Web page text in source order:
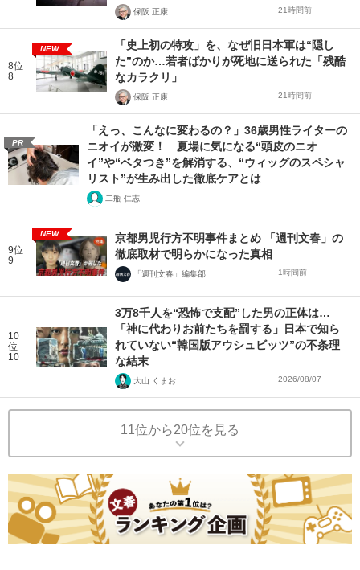
保阪 正康 21時間前
8位
8
NEW
「史上初の特攻」を、なぜ旧日本軍は“隠し
た”のか…若者ばかりが死地に送られた「残酷
なカラクリ」
保阪 正康 21時間前
PR
「えっ、こんなに変わるの？」36歳男性ライターの
ニオイが激変！ 夏場に気になる“頭皮のニオ
イ”や“ベタつき”を解消する、“ウィッグのスペシャ
リスト”が生み出した徹底ケアとは
二瓶 仁志
9位
9
NEW
京都男児行方不明事件まとめ 「週刊文春」の
徹底取材で明らかになった真相
「週刊文春」編集部 1時間前
10
位
10
3万8千人を“恐怖で支配”した男の正体は…
「神に代わりお前たちを罰する」日本で知ら
れていない“韓国版アウシュビッツ”の不条理
な結末
大山 くまお 2026/08/07
11位から20位を見る